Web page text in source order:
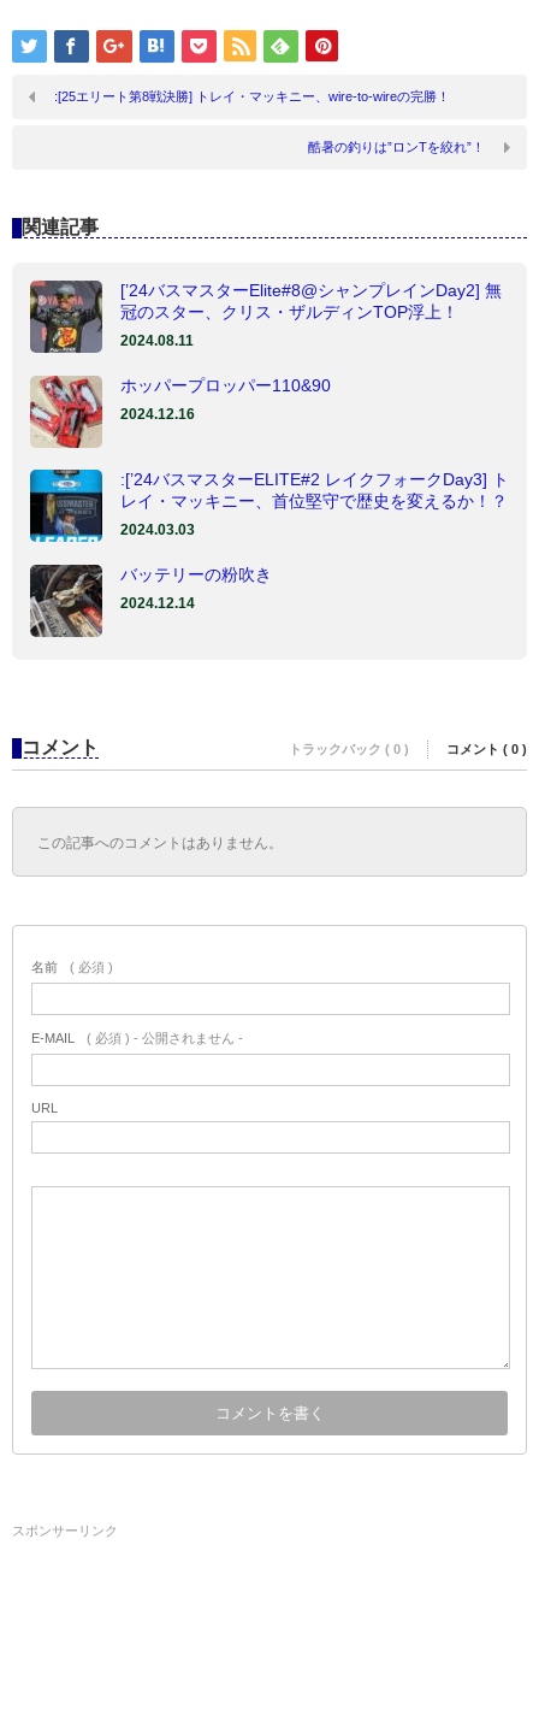
:[25エリート第8戦決勝] トレイ・マッキニー、wire-to-wireの完勝！
酷暑の釣りは”ロンTを絞れ”！
関連記事
[’24バスマスターElite#8@シャンプレインDay2] 無
冠のスター、クリス・ザルディンTOP浮上！
2024.08.11
ホッパープロッパー110&90
2024.12.16
:[’24バスマスターELITE#2 レイクフォークDay3] ト
レイ・マッキニー、首位堅守で歴史を変えるか！？
2024.03.03
バッテリーの粉吹き
2024.12.14
コメント トラックバック ( 0 ) コメント ( 0 )
この記事へのコメントはありません。
名前 ( 必須 )
E-MAIL ( 必須 ) - 公開されません -
URL
スポンサーリンク